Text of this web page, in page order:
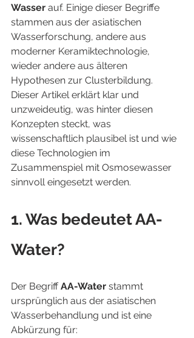
Wasser auf. Einige dieser Begriffe
stammen aus der asiatischen
Wasserforschung, andere aus
moderner Keramiktechnologie,
wieder andere aus älteren
Hypothesen zur Clusterbildung.
Dieser Artikel erklärt klar und
unzweideutig, was hinter diesen
Konzepten steckt, was
wissenschaftlich plausibel ist und wie
diese Technologien im
Zusammenspiel mit Osmosewasser
sinnvoll eingesetzt werden.
1. Was bedeutet AA-
Water?
Der Begriff AA-Water stammt
ursprünglich aus der asiatischen
Wasserbehandlung und ist eine
Abkürzung für: